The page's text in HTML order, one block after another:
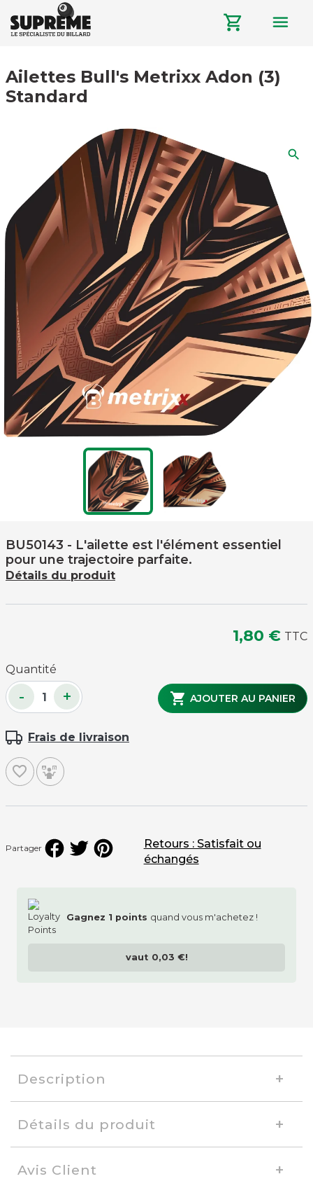
shopping_cart menu
Ailettes Bull's Metrixx Adon (3)
Standard
search
BU50143 - L'ailette est l'élément essentiel
pour une trajectoire parfaite.
Détails du produit
1,80 € TTC
Quantité
- +  AJOUTER AU PANIER
Frais de livraison
favorite_border
Partager
Gagnez 1 points quand vous m'achetez !
vaut 0,03 €!
Retours : Satisfait ou
échangés
Description
Détails du produit
Avis Client